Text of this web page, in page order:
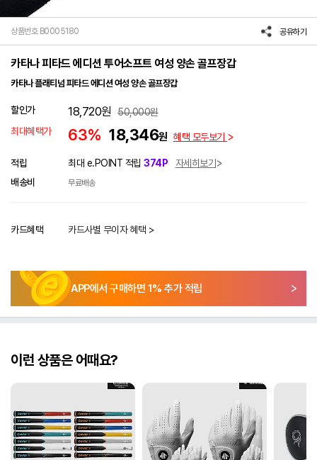
상품번호 B0005180 공유하기
카타나 피타드 에디션 투어소프트 여성 양손 골프장갑
카타나 플래티넘 피타드 에디션 여성 양손 골프장갑
할인가 18,720원 50,000원
최대혜택가
63% 18,346원 혜택 모두보기
적립 최대 e.POINT 적립 374P
자세히보기
배송비
무료배송
카드혜택 카드사별 무이자 혜택 >
APP에서 구매하면 1% 추가 적립
이런 상품은 어때요?